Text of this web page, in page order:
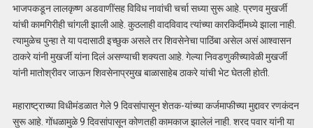
भाजपकडून लालकृष्ण अडवाणींसह विविध नावांची चर्चा सध्या सुरू आहे. प्रणव मुखर्जी
यांची कामगिरीही चांगली झाली आहे. कुठलाही वादविवाद त्यांच्या कारकिर्दीमध्ये झाला नाही.
त्यामुळेच पुन्हा ते या पदासाठी इच्छुक असले तर शिवसेनेचा पाठिंबा असेल असं आश्वासन
ठाकरे यांनी मुखर्जी यांना दिलं असण्याची शक्यता आहे. गेल्या निवडणुकीच्यावेळी मुखर्जी
यांनी मातोश्रीवर जाऊन शिवसेनाप्रमुख बाळासाहेब ठाकरे यांची भेट घेतली होती.
महाराष्ट्राच्या विधीमंडळात गेले 9 दिवसांपासून शेतक-यांच्या कर्जमाफीच्या मुद्दावर रणकंदन
सुरू आहे. गोंधळामुळे 9 दिवसांपासून कोणतही कामकाज झालेलं नाही. शरद पवार यांनी या